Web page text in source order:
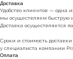
Доставка
Удобство клиентов — одна
мы осуществляем быструю
Доставка осуществляется
Сроки и стоимость
у специалиста компании
Оплата